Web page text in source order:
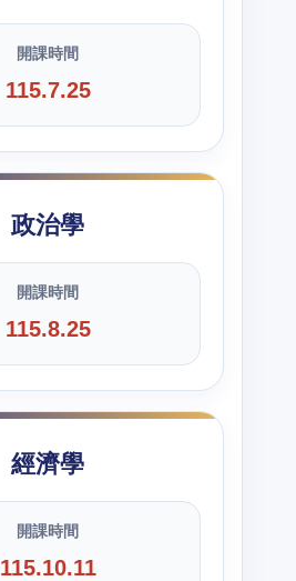
開課時間
115.7.25
政治學
開課時間
115.8.25
經濟學
開課時間
115.10.11